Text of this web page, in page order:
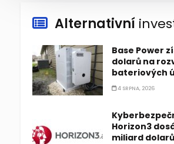
Alternativní
Base Power
dolarů na
bateriových
4 SRPNA, 2026
Horizon3
miliard dolarů